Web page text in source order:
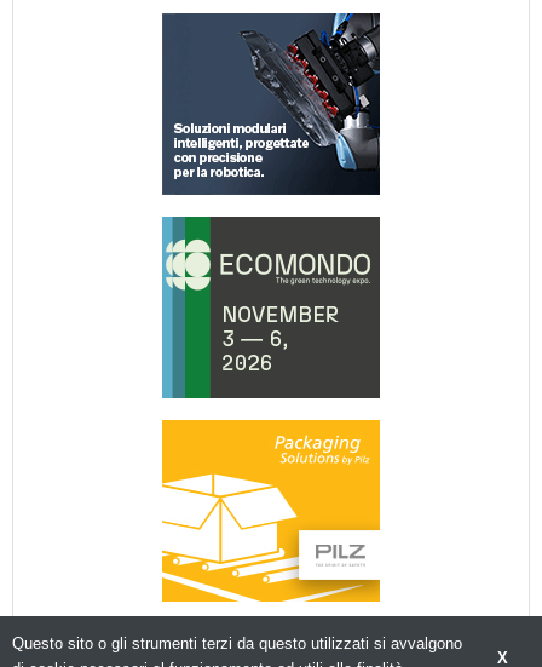
X
Questo sito o gli strumenti terzi da questo utilizzati si avvalgono